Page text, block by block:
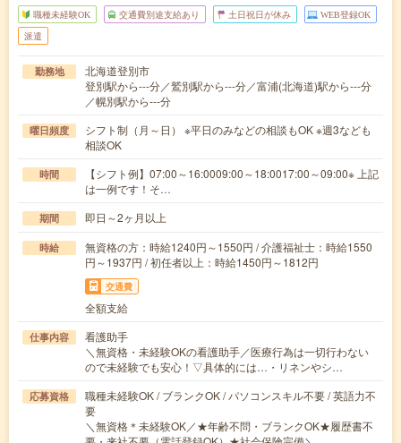
職種未経験OK 交通費別途支給あり 土日祝日が休み WEB登録OK
派遣
勤務地
北海道登別市
登別駅から---分／鷲別駅から---分／富浦(北海道)駅から---分
／幌別駅から---分
曜日頻度
シフト制（月～日） ※平日のみなどの相談もOK ※週3なども
相談OK
時間
【シフト例】07:00～16:0009:00～18:0017:00～09:00※ 上記
は一例です！そ…
期間 即日～2ヶ月以上
時給
無資格の方：時給1240円～1550円 / 介護福祉士：時給1550
円～1937円 / 初任者以上：時給1450円～1812円
交通費
全額支給
仕事内容
看護助手
＼無資格・未経験OKの看護助手／医療行為は一切行わない
ので未経験でも安心！▽具体的には…・リネンやシ…
応募資格
職種未経験OK / ブランクOK / パソコンスキル不要 / 英語力不
要
＼無資格＊未経験OK／★年齢不問・ブランクOK★履歴書不